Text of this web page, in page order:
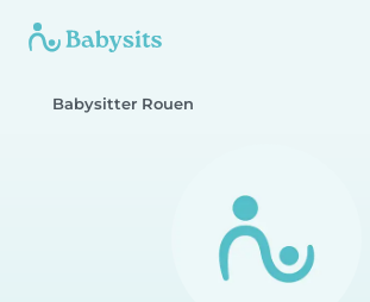
Babysitter Rouen